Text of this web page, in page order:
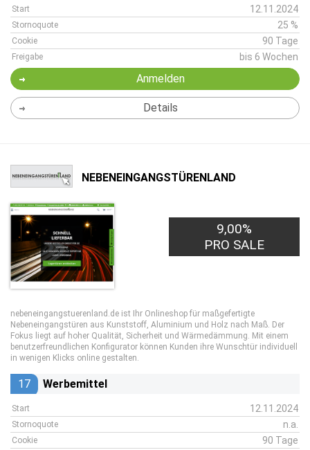
Start 12.11.2024
Stornoquote 25 %
Cookie 90 Tage
Freigabe bis 6 Wochen
Anmelden
Details
NEBENEINGANGSTÜRENLAND
9,00%
PRO SALE
nebeneingangstuerenland.de ist Ihr Onlineshop für maßgefertigte
Nebeneingangstüren aus Kunststoff, Aluminium und Holz nach Maß. Der
Fokus liegt auf hoher Qualität, Sicherheit und Wärmedämmung. Mit einem
benutzerfreundlichen Konfigurator können Kunden ihre Wunschtür individuell
in wenigen Klicks online gestalten.
17 Werbemittel
Start 12.11.2024
Stornoquote n.a.
Cookie 90 Tage